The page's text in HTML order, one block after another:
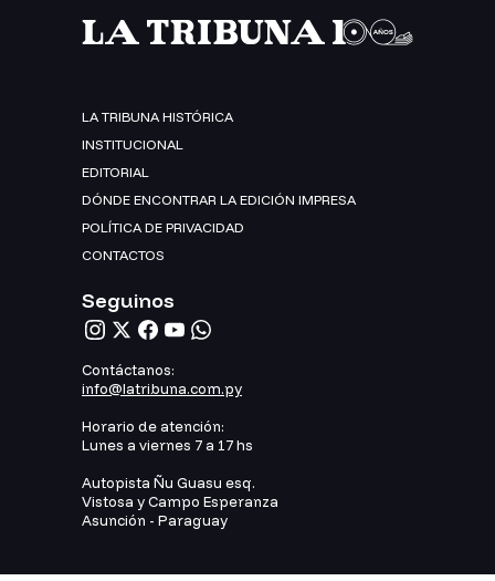
LA TRIBUNA HISTÓRICA
INSTITUCIONAL
EDITORIAL
DÓNDE ENCONTRAR LA EDICIÓN IMPRESA
POLÍTICA DE PRIVACIDAD
CONTACTOS
Seguinos
Contáctanos:
info@latribuna.com.py
Horario de atención:
Lunes a viernes 7 a 17 hs
Autopista Ñu Guasu esq.
Vistosa y Campo Esperanza
Asunción - Paraguay